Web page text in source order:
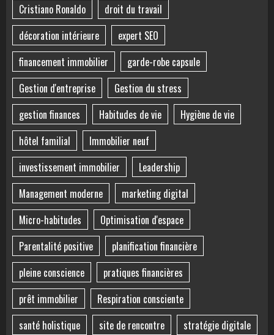
Cristiano Ronaldo
droit du travail
décoration intérieure
expert SEO
financement immobilier
garde-robe capsule
Gestion d'entreprise
Gestion du stress
gestion finances
Habitudes de vie
Hygiène de vie
hôtel familial
Immobilier neuf
investissement immobilier
Leadership
Management moderne
marketing digital
Micro-habitudes
Optimisation d'espace
Parentalité positive
planification financière
pleine conscience
pratiques financières
prêt immobilier
Respiration consciente
santé holistique
site de rencontre stratégie digitale